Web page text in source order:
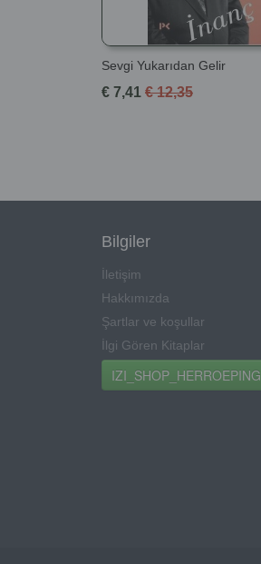
Sevgi Yukarıdan Gelir
€ 7,41 € 12,35
Bilgiler
İletişim
Hakkımızda
Şartlar ve koşullar
İlgi Gören Kitaplar
IZI_SHOP_HERROEPING